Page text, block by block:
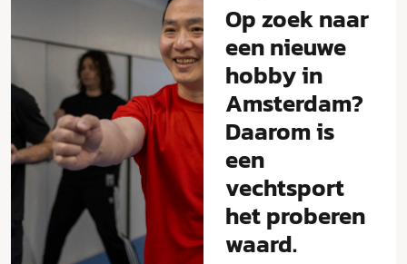
Op zoek naar
een nieuwe
hobby in
Amsterdam?
Daarom is
een
vechtsport
het proberen
waard.